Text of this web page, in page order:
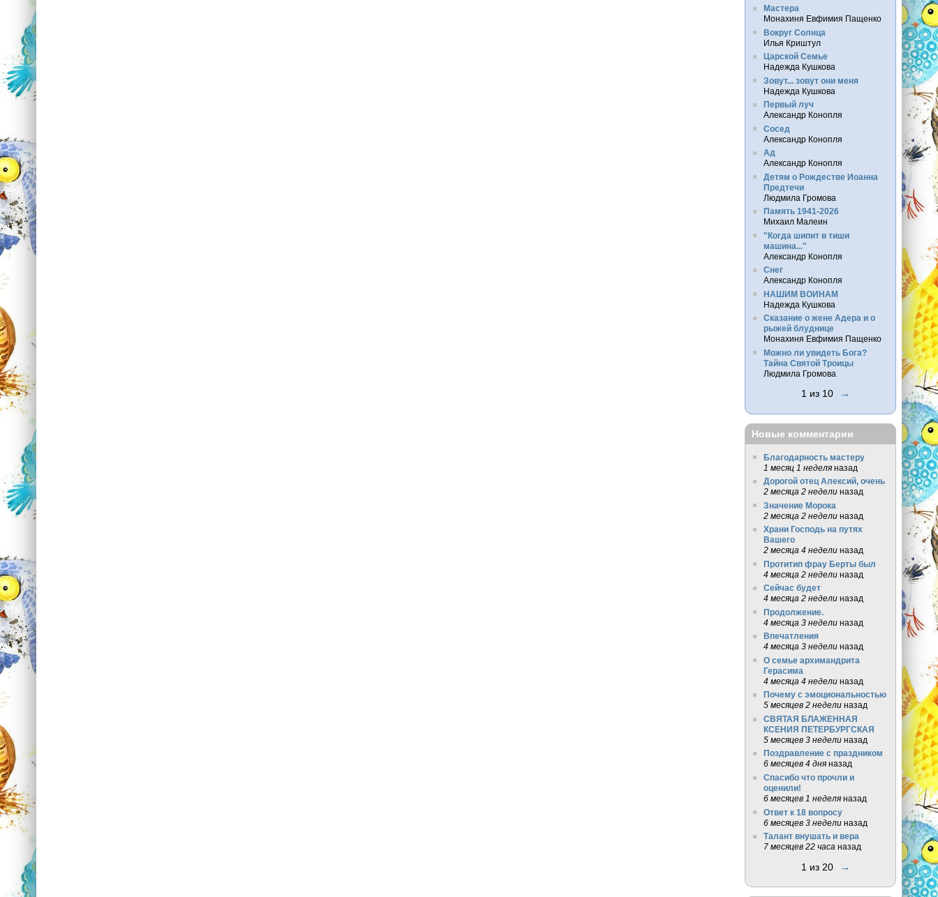
Мастера
Монахиня Евфимия Пащенко
Вокруг Солнца
Илья Криштул
Царской Семье
Надежда Кушкова
Зовут... зовут они меня
Надежда Кушкова
Первый луч
Александр Конопля
Сосед
Александр Конопля
Ад
Александр Конопля
Детям о Рождестве Иоанна
Предтечи
Людмила Громова
Память 1941-2026
Михаил Малеин
"Когда шипит в тиши
машина..."
Александр Конопля
Снег
Александр Конопля
НАШИМ ВОИНАМ
Надежда Кушкова
Сказание о жене Адера и о
рыжей блуднице
Монахиня Евфимия Пащенко
Можно ли увидеть Бога?
Тайна Святой Троицы
Людмила Громова
1 из 10 →
Новые комментарии
Благодарность мастеру
1 месяц 1 неделяназад
Дорогой отец Алексий, очень
2 месяца 2 неделиназад
Значение Морока
2 месяца 2 неделиназад
Храни Господь на путях
Вашего
2 месяца 4 неделиназад
Протитип фрау Берты был
4 месяца 2 неделиназад
Сейчас будет
4 месяца 2 неделиназад
Продолжение.
4 месяца 3 неделиназад
Впечатления
4 месяца 3 неделиназад
О семье архимандрита
Герасима
4 месяца 4 неделиназад
Почему с эмоциональностью
5 месяцев 2 неделиназад
СВЯТАЯ БЛАЖЕННАЯ
КСЕНИЯ ПЕТЕРБУРГСКАЯ
5 месяцев 3 неделиназад
Поздравление с праздником
6 месяцев 4 дняназад
Спасибо что прочли и
оценили!
6 месяцев 1 неделяназад
Ответ к 18 вопросу
6 месяцев 3 неделиназад
Талант внушать и вера
7 месяцев 22 часа назад
1 из 20 →